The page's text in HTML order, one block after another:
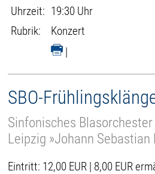
Uhrzeit: 19:30 Uhr
Rubrik:
Konzert
|
SBO-
Sinfonisches
Leipzig »Johann Sebastian
Eintritt: 12,00 EUR | 8,00 EUR